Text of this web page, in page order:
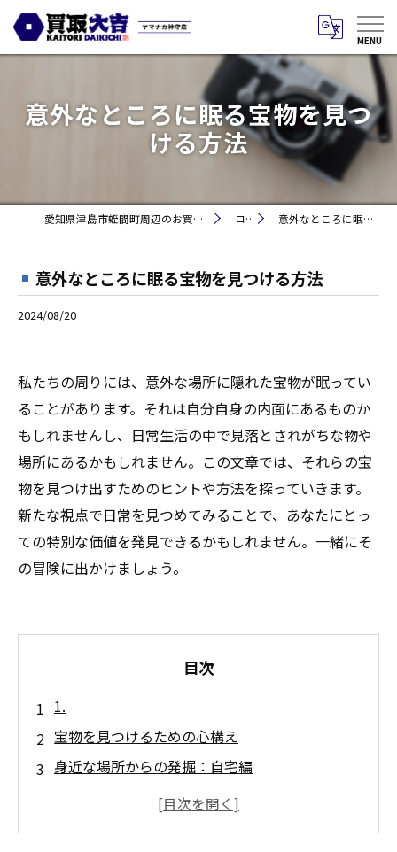
意外なところに眠る宝物を見つ
ける方法
愛知県津島市蛭間町周辺のお買取りなら買取大吉 ヤマナカ神守店 コラム 意外なところに眠る宝物を見つける方法
意外なところに眠る宝物を見つける方法
2024/08/20
私たちの周りには、意外な場所に隠れた宝物が眠ってい
ることがあります。それは自分自身の内面にあるものか
もしれませんし、日常生活の中で見落とされがちな物や
場所にあるかもしれません。この文章では、それらの宝
物を見つけ出すためのヒントや方法を探っていきます。
新たな視点で日常を見つめてみることで、あなたにとっ
ての特別な価値を発見できるかもしれません。一緒にそ
の冒険に出かけましょう。
目次
1.
宝物を見つけるための心構え
身近な場所からの発掘：自宅編
自然の中に隠された宝物を探そう